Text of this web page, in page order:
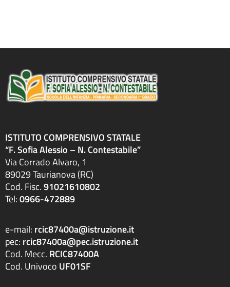
ISTITUTO COMPRENSIVO STATALE
“F. Sofia Alessio – N. Contestabile”
Via Corrado Alvaro, 1
89029 Taurianova (RC)
Cod. Fisc.91021610802
Tel:0966-472889
e-mail: rcic87400a@istruzione.it
pec: rcic87400a@pec.istruzione.it
Cod. Mecc. RCIC87400A
Cod. Univoco UF01SF